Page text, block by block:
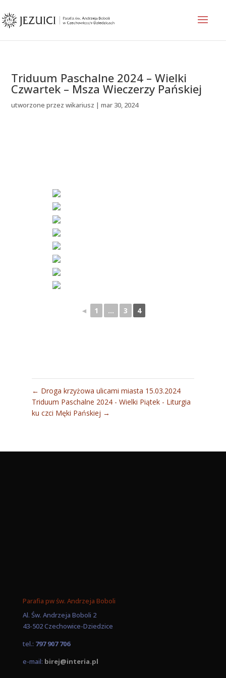
Triduum Paschalne 2024 – Wielki
Czwartek – Msza Wieczerzy Pańskiej
utworzone przezwikariusz |mar 30, 2024
◄ 1 ... 3 4
← Droga krzyżowa ulicami miasta 15.03.2024
Triduum Paschalne 2024 - Wielki Piątek - Liturgia
ku czci Męki Pańskiej →
Parafia pw św. Andrzeja Boboli
Al. Św. Andrzeja Boboli 2
43-502 Czechowice-Dziedzice
tel.: 797 907 706
e-mail: birej@interia.pl